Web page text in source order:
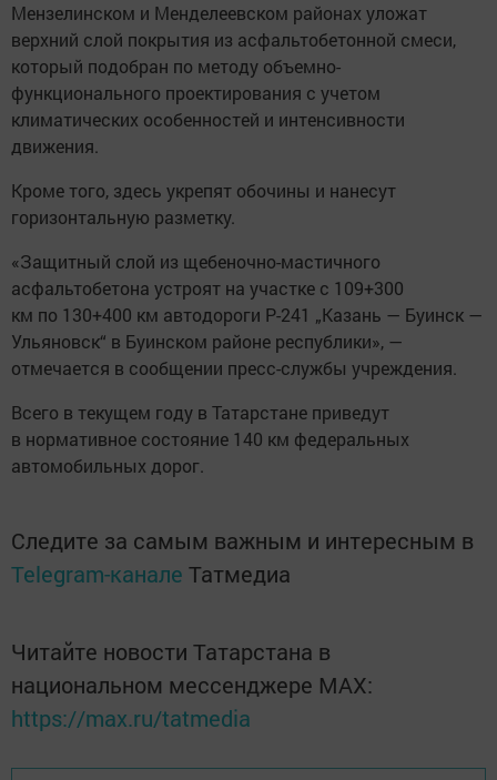
Мензелинском и Менделеевском районах уложат
верхний слой покрытия из асфальтобетонной смеси,
который подобран по методу объемно-
функционального проектирования с учетом
климатических особенностей и интенсивности
движения.
Кроме того, здесь укрепят обочины и нанесут
горизонтальную разметку.
«Защитный слой из щебеночно-мастичного
асфальтобетона устроят на участке с 109+300
км по 130+400 км автодороги Р-241 „Казань — Буинск —
Ульяновск“ в Буинском районе республики», —
отмечается в сообщении пресс-службы учреждения.
Всего в текущем году в Татарстане приведут
в нормативное состояние 140 км федеральных
автомобильных дорог.
Следите за самым важным и интересным в
Telegram-канале Татмедиа
Читайте новости Татарстана в
национальном мессенджере MАХ:
https://max.ru/tatmedia